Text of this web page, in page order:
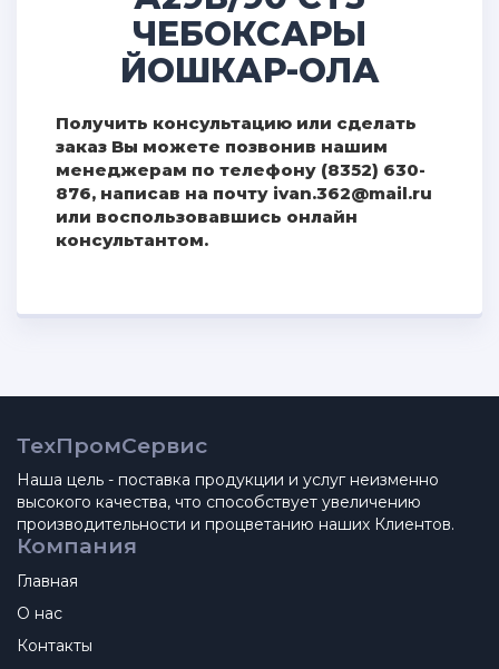
ЧЕБОКСАРЫ
ЙОШКАР-ОЛА
Получить консультацию или сделать
заказ Вы можете позвонив нашим
менеджерам по телефону (8352) 630-
876, написав на почту ivan.362@mail.ru
или воспользовавшись онлайн
консультантом.
ТехПромСервис
Наша цель - поставка продукции и услуг неизменно
высокого качества, что способствует увеличению
производительности и процветанию наших Клиентов.
Компания
Главная
О нас
Контакты